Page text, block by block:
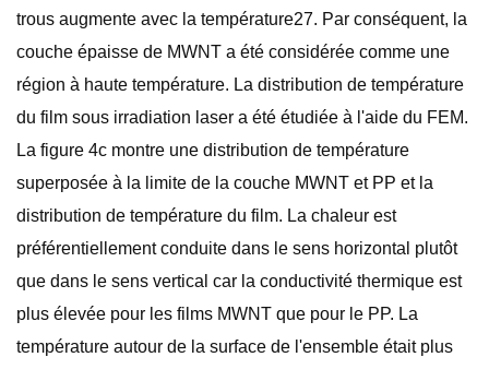
trous augmente avec la température27. Par conséquent, la
couche épaisse de MWNT a été considérée comme une
région à haute température. La distribution de température
du film sous irradiation laser a été étudiée à l'aide du FEM.
La figure 4c montre une distribution de température
superposée à la limite de la couche MWNT et PP et la
distribution de température du film. La chaleur est
préférentiellement conduite dans le sens horizontal plutôt
que dans le sens vertical car la conductivité thermique est
plus élevée pour les films MWNT que pour le PP. La
température autour de la surface de l'ensemble était plus